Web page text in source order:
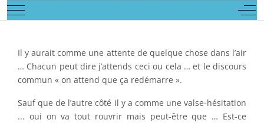
Mobile Menu Toggle
Off-
Il y aurait comme une attente de quelque chose dans l’air
… Chacun peut dire j’attends ceci ou cela … et le discours
commun « on attend que ça redémarre ».
Sauf que de l’autre côté il y a comme une valse-hésitation
... oui on va tout rouvrir mais peut-être que … Est-ce